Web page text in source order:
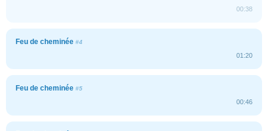
00:38
Feu de cheminée #4
01:20
Feu de cheminée #5
00:46